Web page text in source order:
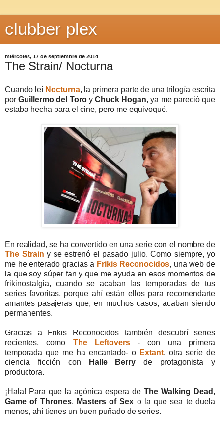
clubber plex
miércoles, 17 de septiembre de 2014
The Strain/ Nocturna
Cuando leí Nocturna, la primera parte de una trilogía escrita
porGuillermo del ToroyChuck Hogan, ya me pareció que
estaba hecha para el cine, pero me equivoqué.
En realidad, se ha convertido en una serie con el nombre de
The Strain y se estrenó el pasado julio. Como siempre, yo
me he enterado gracias a Frikis Reconocidos, una web de
la que soy súper fan y que me ayuda en esos momentos de
frikinostalgia, cuando se acaban las temporadas de tus
series favoritas, porque ahí están ellos para recomendarte
amantes pasajeras que, en muchos casos, acaban siendo
permanentes.
Gracias a Frikis Reconocidos también descubrí series
recientes, como The Leftovers- con una primera
temporada que me ha encantado- o Extant, otra serie de
ciencia ficción con
Halle Berryde protagonista y
productora.
¡Hala! Para que la agónica espera de The Walking Dead ,
Game of Thrones, Masters of Sex o la que sea te duela
menos, ahí tienes un buen puñado de series.